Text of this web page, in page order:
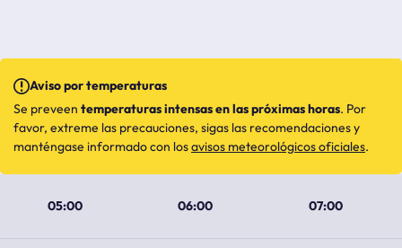
05:00 06:00 07:00
Aviso por temperaturas
Se preveen temperaturas intensas en las próximas horas. Por
favor, extreme las precauciones, sigas las recomendaciones y
manténgase informado con losavisos meteorológicos oficiales.